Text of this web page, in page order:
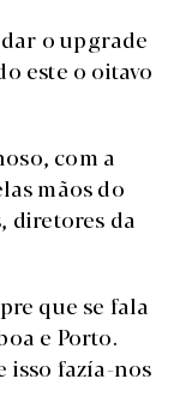
o upgrade
este o oitavo
com a
mãos do
diretores da
que se fala
e Porto.
isso fazía-nos